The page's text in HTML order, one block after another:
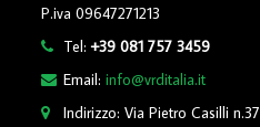
P.iva 09647271213
Tel:+39 081 757 3459
Email:info@vrditalia.it
Indirizzo: Via Pietro Casilli n.37